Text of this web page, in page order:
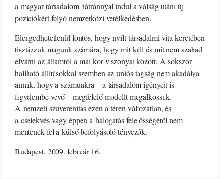
a magyar társadalom hátránnyal indul a válság utáni új
pozíciókért folyó nemzetközi vetélkedésben.
Elengedhetetlenül fontos, hogy nyílt társadalmi vita keretében
tisztázzuk magunk számára, hogy mit kell és mit nem szabad
elvárni az államtól a mai kor viszonyai között. A sokszor
hallható állításokkal szemben az uniós tagság nem akadálya
annak, hogy a számunkra – a társadalom igényeit is
figyelembe vevő – megfelelő modellt megalkossuk.
A nemzeti szuverenitás ezen a téren változatlan, és
a cselekvés vagy éppen a halogatás felelősségétől nem
mentenek fel a külső befolyásoló tényezők.
Budapest, 2009. február 16.